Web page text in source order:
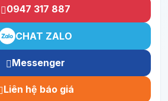
0947 317 887
CHAT ZALO
Messenger
Liên hệ báo giá